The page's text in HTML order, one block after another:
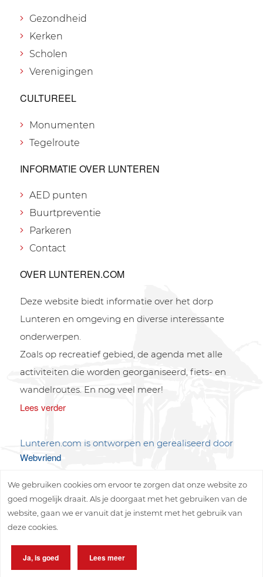
Gezondheid
Kerken
Scholen
Verenigingen
CULTUREEL
Monumenten
Tegelroute
INFORMATIE OVER LUNTEREN
AED punten
Buurtpreventie
Parkeren
Contact
OVER LUNTEREN.COM
Deze website biedt informatie over het dorp
Lunteren en omgeving en diverse interessante
onderwerpen.
Zoals op recreatief gebied, de agenda met alle
activiteiten die worden georganiseerd, fiets- en
wandelroutes. En nog veel meer!
Lees verder
Lunteren.com is ontworpen en gerealiseerd door
Webvriend
We gebruiken cookies om ervoor te zorgen dat onze website zo
goed mogelijk draait. Als je doorgaat met het gebruiken van de
website, gaan we er vanuit dat je instemt met het gebruik van
deze cookies.
Ja, is goed Lees meer